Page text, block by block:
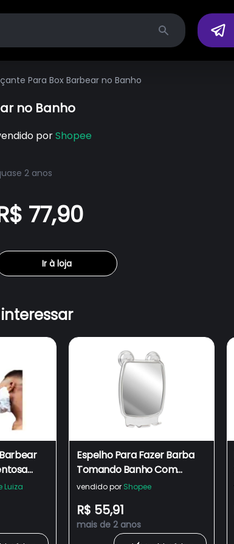
Search
Para Box Barbear no Banho
no Banho
porShopee
2 anos
77,90
Ir à loja
- MDS
Luiza
Espelho Para Fazer Barba
Tomando Banho Com
Ventosa Porta Gilete Para
Pronta Entrega
vendido por Shopee
R$ 55,91
mais de 2 anos